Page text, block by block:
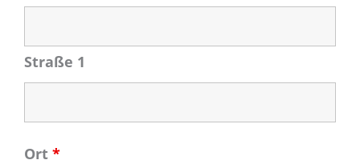
Straße 1
Ort *